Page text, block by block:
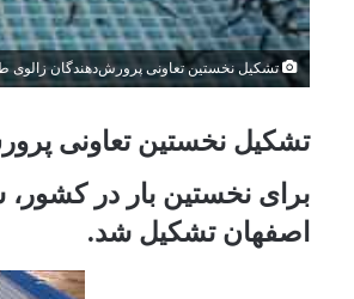
تشکیل نخستین تعاونی پرورش‌دهندگان زالوی
تشکیل نخستین تعاونی
برای نخستین بار در
اصفهان تشکیل شد.